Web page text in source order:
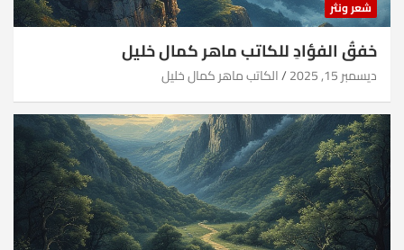
شعر ونثر
خفقُ الفؤادِ للكاتب ماهر كمال خليل
ديسمبر 15, 2025 الكاتب ماهر كمال خليل